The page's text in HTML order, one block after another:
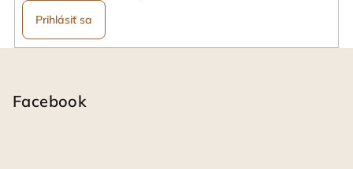
Prihlásiť sa
Facebook